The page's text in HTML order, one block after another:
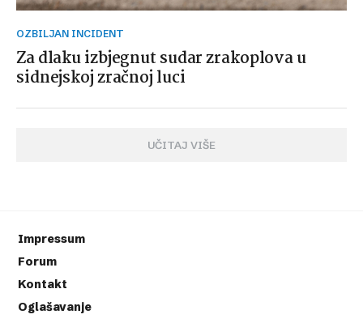
OZBILJAN INCIDENT
Za dlaku izbjegnut sudar zrakoplova u
sidnejskoj zračnoj luci
UČITAJ VIŠE
Impressum
Forum
Kontakt
Oglašavanje